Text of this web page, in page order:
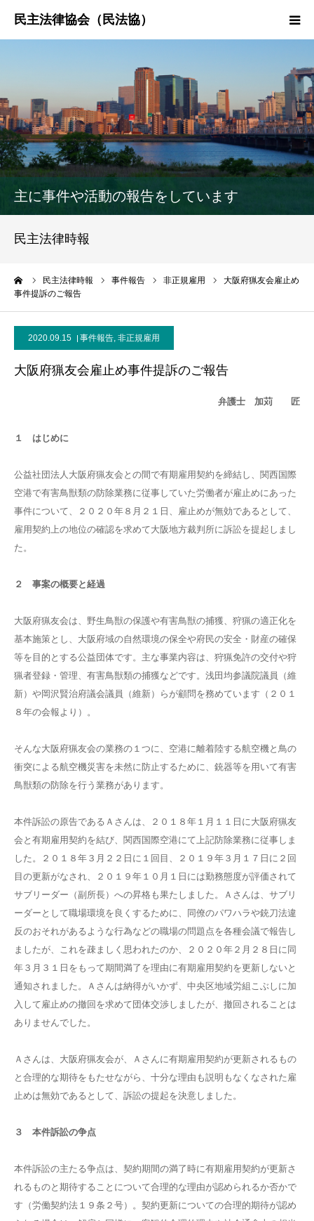
主に事件や活動の報告をしています
民主法律時報
民主法律時報 事件報告 非正規雇用
大阪府猟友会雇止め
事件提訴のご報告
2020.09.15 事件報告, 非正規雇用
大阪府猟友会雇止め事件提訴のご報告
弁護士 加苅 匠
１ はじめに
公益社団法人大阪府猟友会との間で有期雇用契約を締結し、関西国際
空港で有害鳥獣類の防除業務に従事していた労働者が雇止めにあった
事件について、２０２０年８月２１日、雇止めが無効であるとして、
雇用契約上の地位の確認を求めて大阪地方裁判所に訴訟を提起しまし
た。
２ 事案の概要と経過
大阪府猟友会は、野生鳥獣の保護や有害鳥獣の捕獲、狩猟の適正化を
基本施策とし、大阪府域の自然環境の保全や府民の安全・財産の確保
等を目的とする公益団体です。主な事業内容は、狩猟免許の交付や狩
猟者登録・管理、有害鳥獣類の捕獲などです。浅田均参議院議員（維
新）や岡沢賢治府議会議員（維新）らが顧問を務めています（２０１
８年の会報より）。
そんな大阪府猟友会の業務の１つに、空港に離着陸する航空機と鳥の
衝突による航空機災害を未然に防止するために、銃器等を用いて有害
鳥獣類の防除を行う業務があります。
本件訴訟の原告であるＡさんは、２０１８年１月１１日に大阪府猟友
会と有期雇用契約を結び、関西国際空港にて上記防除業務に従事しま
した。２０１８年３月２２日に１回目、２０１９年３月１７日に２回
目の更新がなされ、２０１９年１０月１日には勤務態度が評価されて
サブリーダー（副所長）への昇格も果たしました。Ａさんは、サブリ
ーダーとして職場環境を良くするために、同僚のパワハラや銃刀法違
反のおそれがあるような行為などの職場の問題点を各種会議で報告し
ましたが、これを疎ましく思われたのか、２０２０年２月２８日に同
年３月３１日をもって期間満了を理由に有期雇用契約を更新しないと
通知されました。Ａさんは納得がいかず、中央区地域労組こぶしに加
入して雇止めの撤回を求めて団体交渉しましたが、撤回されることは
ありませんでした。
Ａさんは、大阪府猟友会が、Ａさんに有期雇用契約が更新されるもの
と合理的な期待をもたせながら、十分な理由も説明もなくなされた雇
止めは無効であるとして、訴訟の提起を決意しました。
３ 本件訴訟の争点
本件訴訟の主たる争点は、契約期間の満了時に有期雇用契約が更新さ
れるものと期待することについて合理的な理由が認められるか否かで
す（労働契約法１９条２号）。契約更新についての合理的期待が認め
民法協とは
民主法律時報
決議・声明・意見書